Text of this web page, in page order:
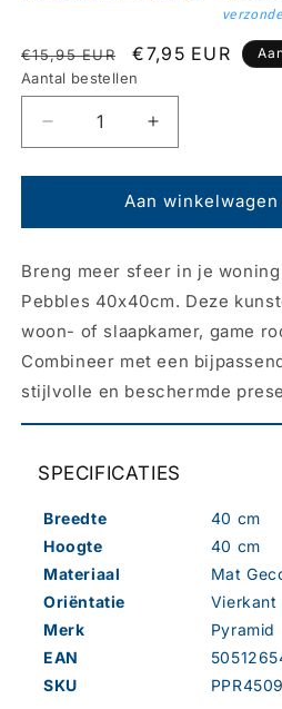
Normale
prijs
€15,95 EUR €7,95 EUR
Aantal bestellen
Aantal
verlagen
voor
Kunstdruk
Smooth
40x40cm
Aantal
verhogen
voor
Kunstdruk
Smooth
40x40cm
Aan
Breng meer sfeer in je
Pebbles 40x40cm. Deze
woon- of slaapkamer, game
Combineer met een
stijlvolle en beschermde
SPECIFICATIES
Breedte
40 cm
Hoogte
40 cm
Materiaal
Mat
Oriëntatie
Vierkant
Merk
Pyramid
EAN
SKU